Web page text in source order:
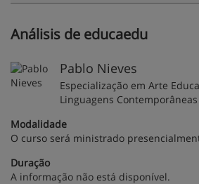
Análisis de educaedu
Pablo Nieves
Especialização em Arte
Linguagens Contemporâneas
Modalidade
O curso será ministrado
Duração
A informação não está disponível.